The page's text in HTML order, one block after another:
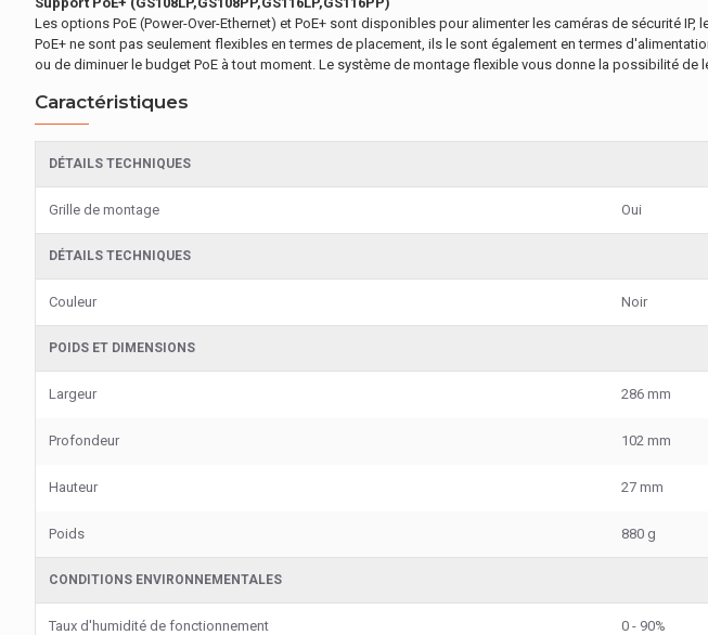
Les options PoE (Power-Over-Ethernet) et PoE+ sont disponibles pour alimenter les caméras de sécurité
PoE+ ne sont pas seulement flexibles en termes de placement, ils le sont également en termes
ou de diminuer le budget PoE à tout moment. Le système de montage flexible vous donne la possibilité
Caractéristiques
DÉTAILS TECHNIQUES
Grille de montage Oui
DÉTAILS TECHNIQUES
Couleur Noir
POIDS ET DIMENSIONS
Largeur 286 mm
Profondeur 102 mm
Hauteur 27 mm
Poids 880 g
CONDITIONS ENVIRONNEMENTALES
Taux d'humidité de fonctionnement 0 - 90%